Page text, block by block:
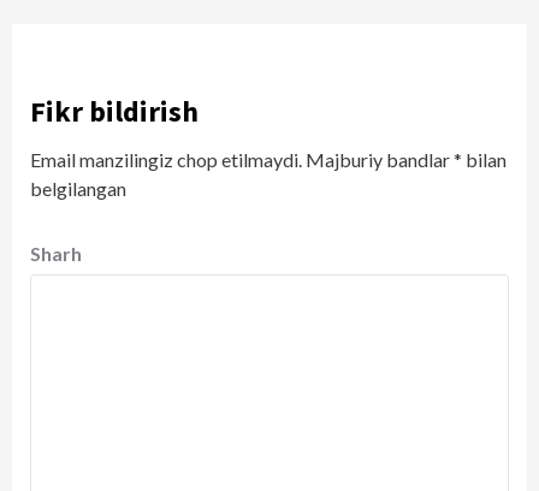
Fikr bildirish
Email manzilingiz chop etilmaydi. Majburiy bandlar* bilan
belgilangan
Sharh